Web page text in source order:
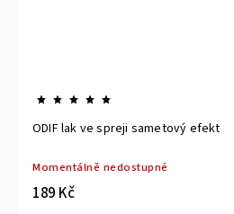
ODIF lak ve spreji sametový efekt
Momentálně nedostupné
189 Kč